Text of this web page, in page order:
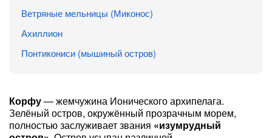
Ветряные мельницы (Миконос)
Ахиллион
Понтикониси (мышиный остров)
Корфу— жемчужина Ионического архипелага.
Зелёный остров, окружённый прозрачным морем,
полностью заслуживает звания «изумрудный